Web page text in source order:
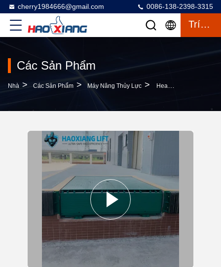
cherry1984666@gmail.com 0086-138-2398-3315
Trích Dẫn
Các Sản Phẩm
Nhà > Các Sản Phẩm > Máy Nâng Thủy Lực > Heavy-Duty Automatic Hydraulic Dock Leveler 5T-20T Stable Cargo Dock Transition Plate Truck Loading Equipment